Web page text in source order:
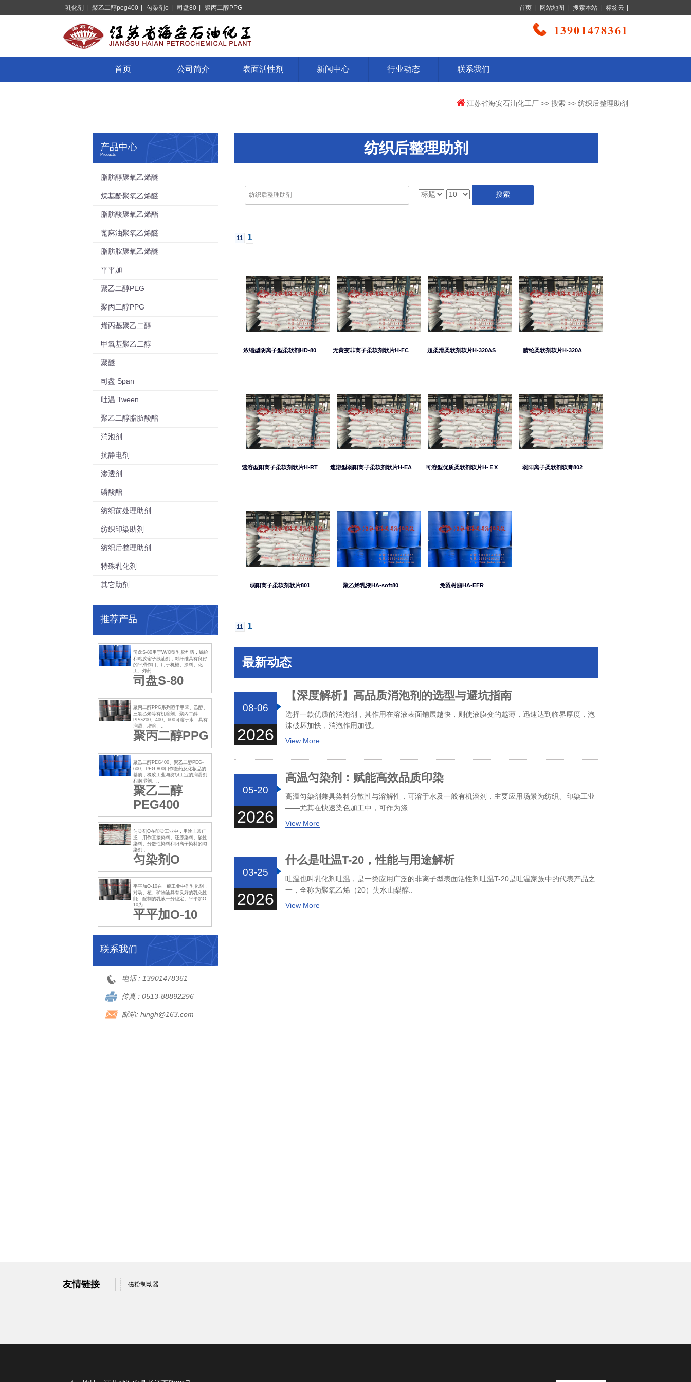
乳化剂 聚乙二醇peg400 匀染剂o 司盘80 聚丙二醇PPG 首页 网站地图 搜索本站 标签云
13901478361
首页 公司简介 表面活性剂 新闻中心 行业动态 联系我们
江苏省海安石油化工厂 >> 搜索 >> 纺织后整理助剂
纺织后整理助剂
11 1
浓缩型阴离子型柔软剂HD-80 无黄变非离子柔软剂软片H-FC 超柔滑柔软剂软片H-320AS 腈纶柔软剂软片H-320A
速溶型阳离子柔软剂软片H-RT 速溶型弱阳离子柔软剂软片H-EA 可溶型优质柔软剂软片H-ＥX 弱阳离子柔软剂软膏802
弱阳离子柔软剂软片801 聚乙烯乳液HA-soft80 免烫树脂HA-EFR
11 1
最新动态
08-06
2026
【深度解析】高品质消泡剂的选型与避坑指南
选择一款优质的消泡剂，其作用在溶液表面铺展越快，则使液膜变的越薄，迅速达到临界厚度，泡
沫破坏加快，消泡作用加强。
View More
05-20
2026
高温匀染剂：赋能高效品质印染
高温匀染剂兼具染料分散性与溶解性，可溶于水及一般有机溶剂，主要应用场景为纺织、印染工业
——尤其在快速染色加工中，可作为涤..
View More
03-25
2026
什么是吐温T-20，性能与用途解析
吐温也叫乳化剂吐温，是一类应用广泛的非离子型表面活性剂吐温T-20是吐温家族中的代表产品之
一，全称为聚氧乙烯（20）失水山梨醇..
View More
产品中心
Products
脂肪醇聚氧乙烯醚
烷基酚聚氧乙烯醚
脂肪酸聚氧乙烯酯
蓖麻油聚氧乙烯醚
脂肪胺聚氧乙烯醚
平平加
聚乙二醇PEG
聚丙二醇PPG
烯丙基聚乙二醇
甲氧基聚乙二醇
聚醚
司盘 Span
吐温 Tween
聚乙二醇脂肪酸酯
消泡剂
抗静电剂
渗透剂
磷酸酯
纺织前处理助剂
纺织印染助剂
纺织后整理助剂
特殊乳化剂
其它助剂
推荐产品
司盘S-80用于W/O型乳胶炸药，锦纶
和粘胶帘子线油剂，对纤维具有良好
的平滑作用。用于机械、涂料、化
工、炸药..
司盘S-80
聚丙二醇PPG系列溶于甲苯、乙醇、
三氯乙烯等有机溶剂。聚丙二醇
PPG200、400、600可溶于水，具有
润滑、增溶、..
聚丙二醇PPG
聚乙二醇PEG400、聚乙二醇PEG-
600、PEG-800用作医药及化妆品的
基质，橡胶工业与纺织工业的润滑剂
和润湿剂。..
聚乙二醇
PEG400
匀染剂O在印染工业中，用途非常广
泛，用作直接染料、还原染料、酸性
染料、分散性染料和阳离子染料的匀
染剂，..
匀染剂O
平平加O-10在一般工业中作乳化剂，
对动、植、矿物油具有良好的乳化性
能，配制的乳液十分稳定。平平加O-
10为..
平平加O-10
联系我们
电话 : 13901478361
传真 : 0513-88892296
邮箱: hingh@163.com
友情链接 磁粉制动器